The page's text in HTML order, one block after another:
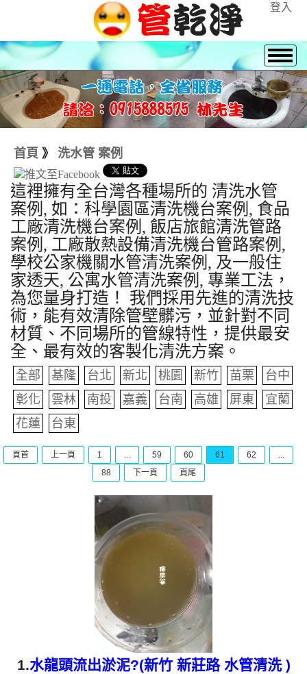
登入
首頁 》 洗水管 案例
這裡擁有全台灣各種場所的 清洗水管
案例, 如：科學園區清洗機台案例, 食品
工廠清洗機台案例, 飯店旅館清洗管路
案例, 工廠散熱設備清洗機台管路案例,
學校公家機關水管清洗案例, 及一般住
家透天, 公寓水管清洗案例, 專業工法，
為您量身打造！ 我們採用先進的清洗技
術，能有效清除管壁髒污，並針對不同
材質、不同場所的管線特性，提供最安
全、最有效的客製化清洗方案。
全部 基隆 台北 新北 桃園 新竹 苗栗
台中
彰化
雲林 南投 嘉義 台南 高雄 屏東
宜蘭
花蓮
台東
頁首 上一頁 1 ... 59 60 61 62
...
88
下一頁 頁尾
1.水龍頭流出淤泥?(新竹 新莊路 水管清洗 )